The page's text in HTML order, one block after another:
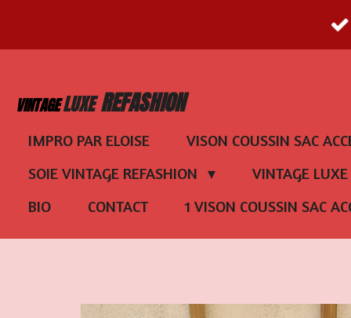
au
principal
VINTAGELUXE REFASHION
IMPRO PAR ELOISE VISON COUSSIN SAC
SOIE VINTAGE REFASHION
VINTAGE LUXE
BIO
CONTACT 1 VISON COUSSIN SAC